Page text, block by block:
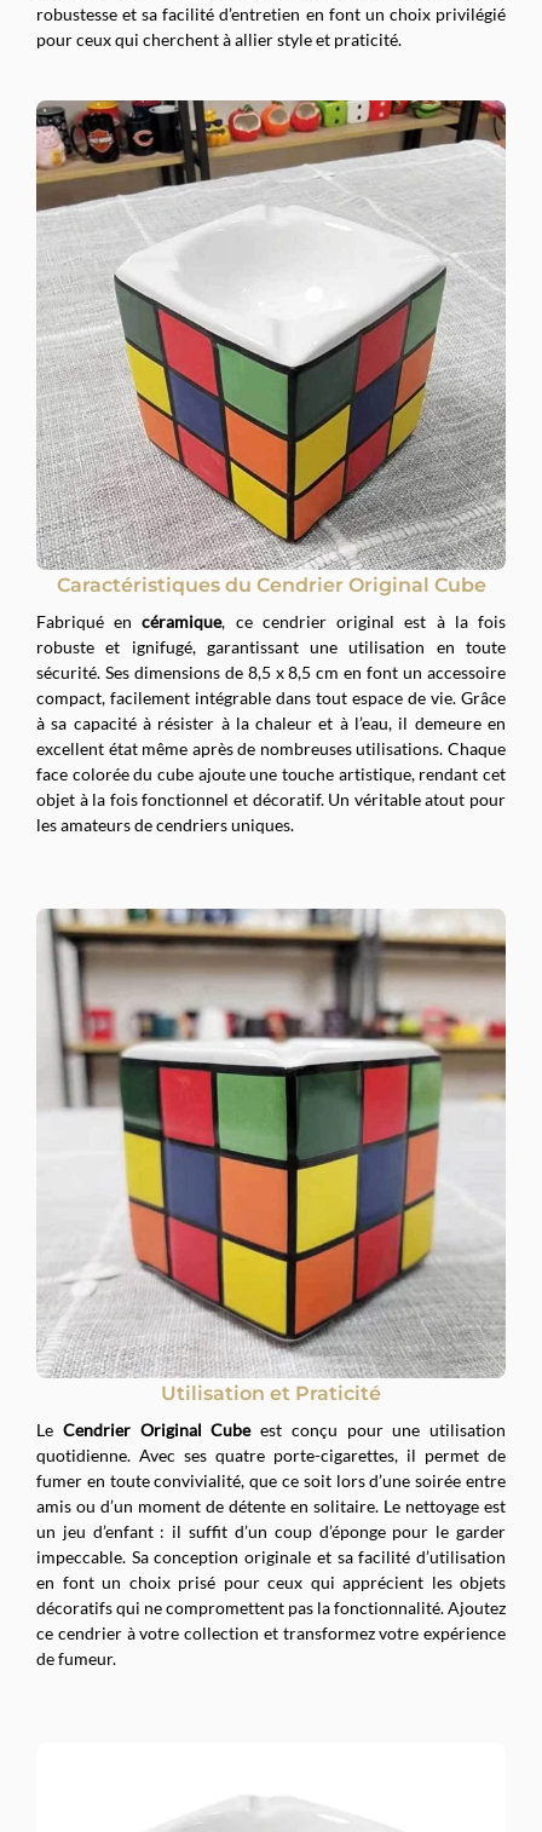
robustesse et sa facilité d’entretien en font un choix privilégié
pour ceux qui cherchent à allier style et praticité.
Caractéristiques du Cendrier Original Cube
Fabriqué encéramique, ce cendrier original est à la fois
robuste et ignifugé, garantissant une utilisation en toute
sécurité. Ses dimensions de 8,5 x 8,5 cm en font un accessoire
compact, facilement intégrable dans tout espace de vie. Grâce
à sa capacité à résister à la chaleur et à l’eau, il demeure en
excellent état même après de nombreuses utilisations. Chaque
face colorée du cube ajoute une touche artistique, rendant cet
objet à la fois fonctionnel et décoratif. Un véritable atout pour
les amateurs de cendriers uniques.
Utilisation et Praticité
Le Cendrier Original Cubeest conçu pour une utilisation
quotidienne. Avec ses quatre porte-cigarettes, il permet de
fumer en toute convivialité, que ce soit lors d’une soirée entre
amis ou d’un moment de détente en solitaire. Le nettoyage est
un jeu d’enfant : il suffit d’un coup d’éponge pour le garder
impeccable. Sa conception originale et sa facilité d’utilisation
en font un choix prisé pour ceux qui apprécient les objets
décoratifs qui ne compromettent pas la fonctionnalité. Ajoutez
ce cendrier à votre collection et transformez votre expérience
de fumeur.